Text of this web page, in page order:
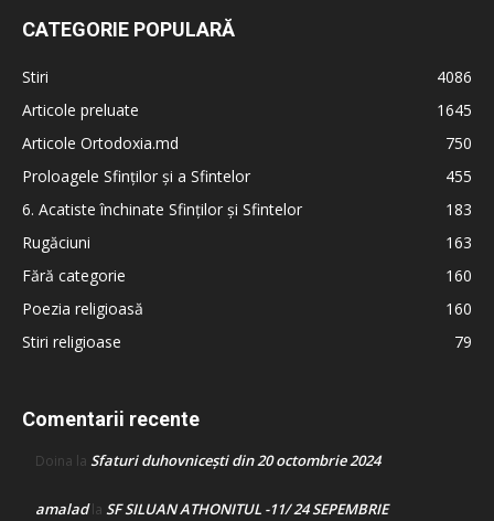
CATEGORIE POPULARĂ
Stiri
4086
Articole preluate
1645
Articole Ortodoxia.md
750
Proloagele Sfinților și a Sfintelor
455
6. Acatiste închinate Sfinților și Sfintelor
183
Rugăciuni
163
Fără categorie
160
Poezia religioasă
160
Stiri religioase
79
Comentarii recente
Doina la Sfaturi duhovnicești din 20 octombrie 2024
amaladla SF SILUAN ATHONITUL -11/ 24 SEPEMBRIE